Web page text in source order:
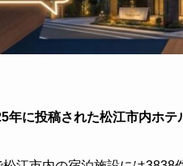
年に投稿された松江市内ホ